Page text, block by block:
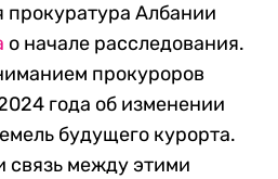
Албании
о начале расследования.
прокуроров
года об изменении
будущего курорта.
связь между этими